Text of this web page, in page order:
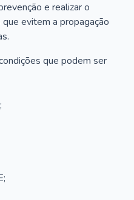
e realizar o
evitem a propagação
que podem ser